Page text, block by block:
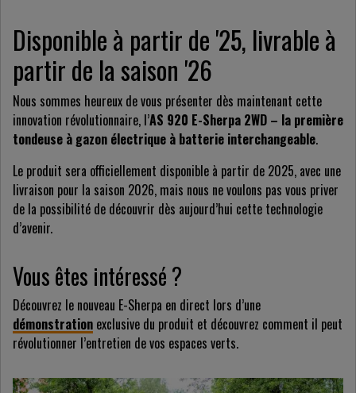
Disponible à partir de '25, livrable à
partir de la saison '26
Nous sommes heureux de vous présenter dès maintenant cette
innovation révolutionnaire, l’AS 920 E-Sherpa 2WD – la première
tondeuse à gazon électrique à batterie interchangeable.
Le produit sera officiellement disponible à partir de 2025, avec une
livraison pour la saison 2026, mais nous ne voulons pas vous priver
de la possibilité de découvrir dès aujourd’hui cette technologie
d’avenir.
Vous êtes intéressé ?
Découvrez le nouveau E-Sherpa en direct lors d’une
démonstration exclusive du produit et découvrez comment il peut
révolutionner l’entretien de vos espaces verts.